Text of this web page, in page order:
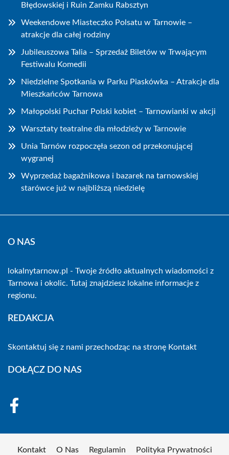
Błędowskiej i Ruin Zamku Rabsztyn
Weekendowe Miasteczko Polsatu w Tarnowie –
atrakcje dla całej rodziny
Jubileuszowa Talia – Sprzedaż Biletów w Trwającym
Festiwalu Komedii
Niedzielne Spotkania w Parku Piaskówka – Atrakcje dla
Mieszkańców Tarnowa
Małopolski Puchar Polski kobiet – Tarnowianki w akcji
Warsztaty teatralne dla młodzieży w Tarnowie
Unia Tarnów rozpoczęła sezon od przekonującej
wygranej
Wyprzedaż bagażnikowa i bazarek na tarnowskiej
starówce już w najbliższą niedzielę
O NAS
lokalnytarnow.pl - Twoje źródło aktualnych wiadomości z
Tarnowa i okolic. Tutaj znajdziesz lokalne informacje z
regionu.
REDAKCJA
Skontaktuj się z nami przechodząc na stronę Kontakt
DOŁĄCZ DO NAS
Kontakt O Nas Regulamin Polityka Prywatności